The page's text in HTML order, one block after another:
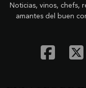
Noticias, vinos, chefs,
amantes del buen